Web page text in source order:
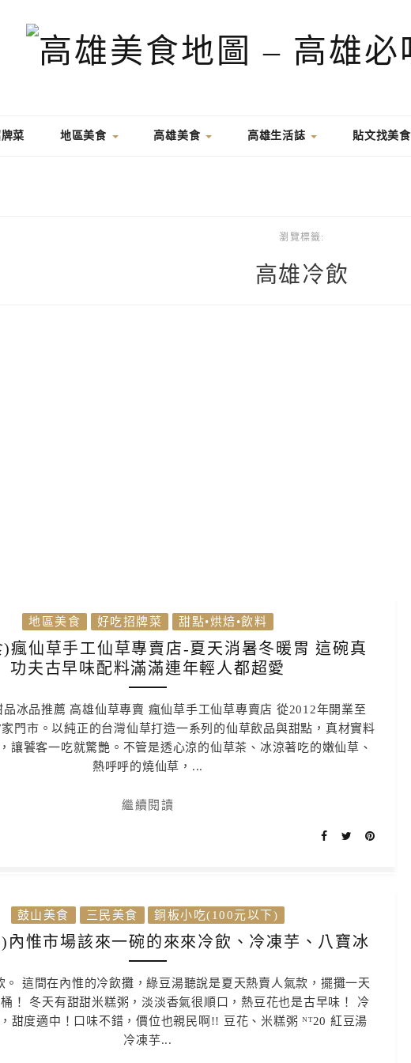
菜 地區美食 高雄美食 高雄生活誌 貼文找美食
瀏覽標籤:
高雄冷飲
地區美食 好吃招牌菜 甜點•烘焙•飲料
瘋仙草手工仙草專賣店-夏天消暑冬暖胃 這碗真
功夫古早味配料滿滿連年輕人都超愛
品冰品推薦 高雄仙草專賣 瘋仙草手工仙草專賣店 從2012年開業至
門市。以純正的台灣仙草打造一系列的仙草飲品與甜點，真材實料
讓饕客一吃就驚艷。不管是透心涼的仙草茶、冰涼著吃的嫩仙草、
熱呼呼的燒仙草，...
繼續閱讀
鼓山美食 三民美食 銅板小吃(100元以下)
內惟市場該來一碗的來來冷飲、冷凍芋、八寶冰
。 這間在內惟的冷飲攤，綠豆湯聽說是夏天熱賣人氣款，擺攤一天
！ 冬天有甜甜米糕粥，淡淡香氣很順口，熱豆花也是古早味！ 冷
甜度適中！口味不錯，價位也親民啊!! 豆花、米糕粥 ᴺᵀ20 紅豆湯
冷凍芋...